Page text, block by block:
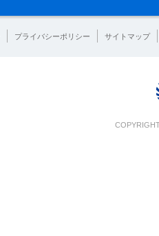
プライバシーポリシー サイトマップ